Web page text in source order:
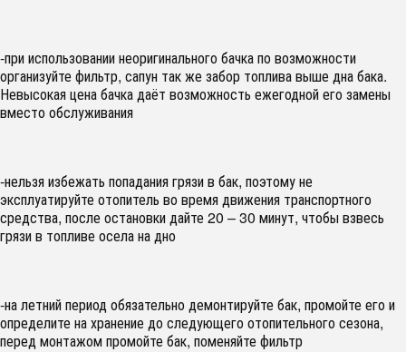
-при использовании неоригинального бачка по возможности
организуйте фильтр, сапун так же забор топлива выше дна бака.
Невысокая цена бачка даёт возможность ежегодной его замены
вместо обслуживания
-нельзя избежать попадания грязи в бак, поэтому не
эксплуатируйте отопитель во время движения транспортного
средства, после остановки дайте 20 – 30 минут, чтобы взвесь
грязи в топливе осела на дно
-на летний период обязательно демонтируйте бак, промойте его и
определите на хранение до следующего отопительного сезона,
перед монтажом промойте бак, поменяйте фильтр